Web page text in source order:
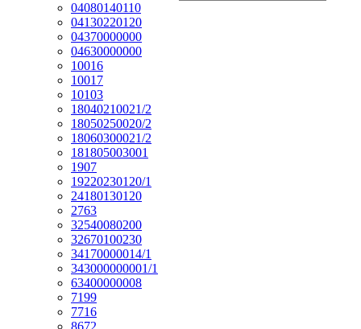
04080140110
04130220120
04370000000
04630000000
10016
10017
10103
18040210021/2
18050250020/2
18060300021/2
181805003001
1907
19220230120/1
24180130120
2763
32540080200
32670100230
34170000014/1
343000000001/1
63400000008
7199
7716